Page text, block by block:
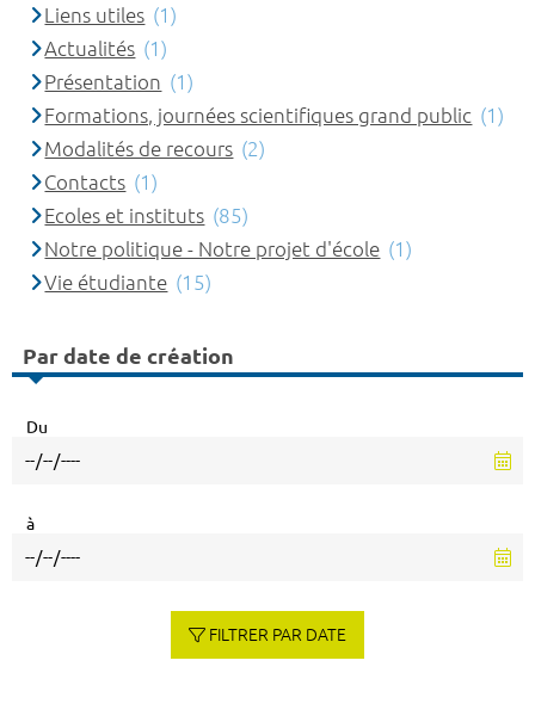
Liens utiles (1)
Actualités (1)
Présentation (1)
Formations, journées scientifiques grand public (1)
Modalités de recours (2)
Contacts (1)
Ecoles et instituts (85)
Notre politique - Notre projet d'école (1)
Vie étudiante (15)
Par date de création
Du
à
FILTRER PAR DATE